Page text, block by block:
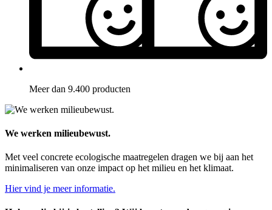
Meer dan 9.400 producten
We werken milieubewust.
Met veel concrete ecologische maatregelen dragen we bij aan het
minimaliseren van onze impact op het milieu en het klimaat.
Hier vind je meer informatie.